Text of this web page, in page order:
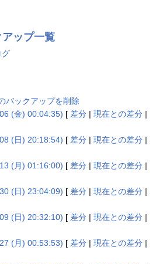
ップ一覧
グ
バックアップを削除
(金) 00:04:35) [ 差分 | 現在との差分 |
(日) 20:18:54) [ 差分 | 現在との差分 |
(月) 01:16:00) [ 差分 | 現在との差分 |
(日) 23:04:09) [ 差分 | 現在との差分 |
(日) 20:32:10) [ 差分 | 現在との差分 |
(月) 00:53:53) [ 差分 | 現在との差分 |